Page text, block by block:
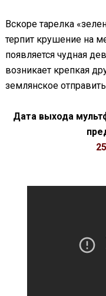
Вскоре тарелка
терпит крушение на
появляется чудная
возникает крепкая
землянское
Дата выхода